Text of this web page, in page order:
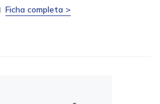
Ficha completa >